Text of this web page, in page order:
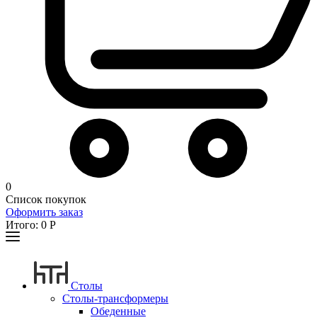
0
Список покупок
Оформить заказ
Итого: 0 Р
Столы
Столы-трансформеры
Обеденные